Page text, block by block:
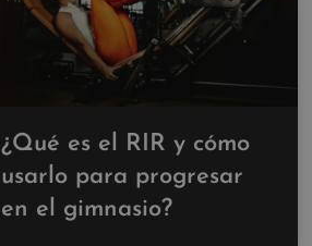
¿Qué es el RIR y cómo
usarlo para progresar
en el gimnasio?